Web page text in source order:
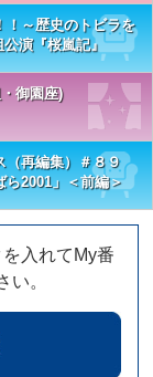
！～歴史のトビラを
演『桜嵐記』
御園座)
（再編集）＃８９
ら2001」＜前編＞
入れてMy番
い。